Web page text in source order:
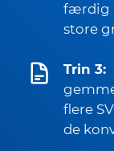
færdig
store
Trin 3:
flere
de